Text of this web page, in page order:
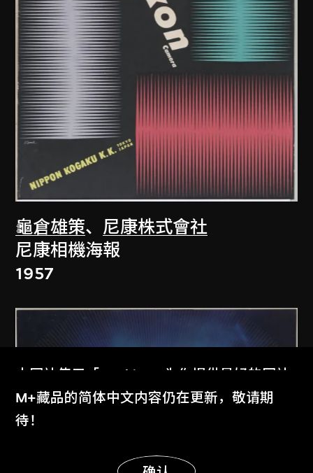
龜倉雄策、 尼康株式會社
尼康相機海報
1957
本网站使用「Cookies」为你提供最好的网站
体验。
了解更多
M+藏品的简体中文内容仍在更新，敬请期
待！
显示更多